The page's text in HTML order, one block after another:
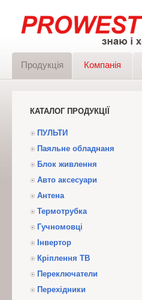
Продукція Компанія
КАТАЛОГ ПРОДУКЦІЇ
ПУЛЬТИ
Паяльне обладнаня
Блок живлення
Авто аксесуари
Антена
Термотрубка
Гучномовці
Інвертор
Кріплення ТВ
Переключатели
Перехідники